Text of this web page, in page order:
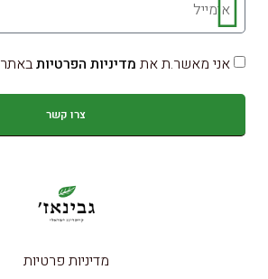
אני מאשר.ת את מדיניות הפרטיותבאתר
צרו קשר
מדיניות פרטיות